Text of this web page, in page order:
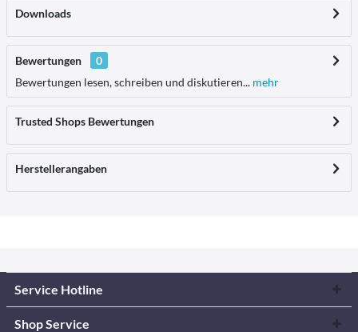
Downloads
Bewertungen
0
Bewertungen lesen, schreiben und diskutieren... mehr
Trusted Shops Bewertungen
Herstellerangaben
Service Hotline
Shop Service